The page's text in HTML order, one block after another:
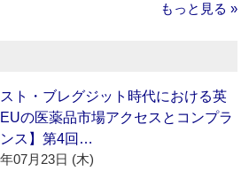
もっと見る »
スト・ブレグジット時代における英
の医薬品市場アクセスとコンプラ
ス】第4回…
07月23日 (木)